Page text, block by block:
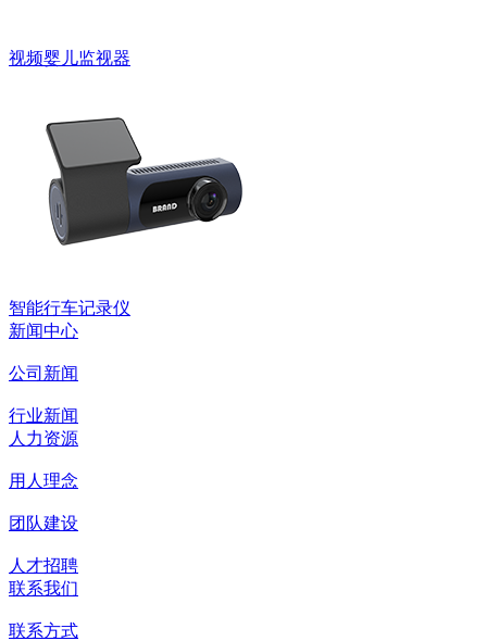
视频婴儿监视器
智能行车记录仪
新闻中心
公司新闻
行业新闻
人力资源
用人理念
团队建设
人才招聘
联系我们
联系方式